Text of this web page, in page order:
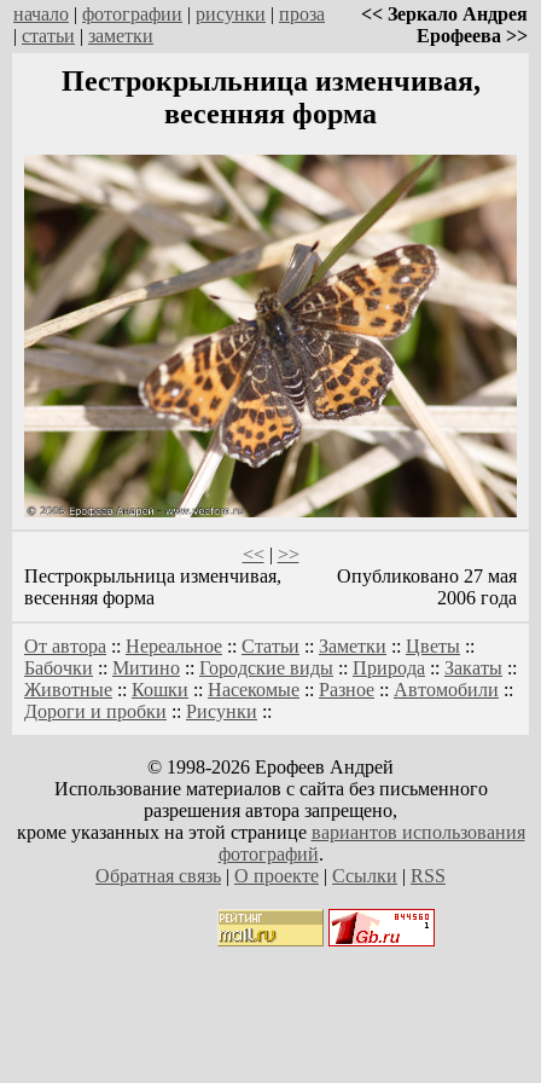
начало | фотографии | рисунки | проза
| статьи | заметки
<< Зеркало Андрея
Ерофеева >>
Пестрокрыльница изменчивая,
весенняя форма
<<| >>
Пестрокрыльница изменчивая,
весенняя форма
Опубликовано 27 мая
2006 года
От автора :: Нереальное :: Статьи :: Заметки :: Цветы ::
Бабочки :: Митино :: Городские виды :: Природа :: Закаты ::
Животные :: Кошки :: Насекомые :: Разное :: Автомобили ::
Дороги и пробки :: Рисунки ::
© 1998-2026 Ерофеев Андрей
Использование материалов с сайта без письменного
разрешения автора запрещено,
кроме указанных на этой странице вариантов использования
фотографий.
Обратная связь | О проекте | Ссылки | RSS